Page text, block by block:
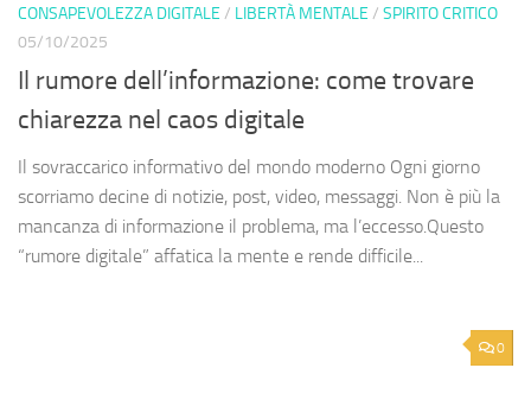
CONSAPEVOLEZZA DIGITALE / LIBERTÀ MENTALE / SPIRITO CRITICO
05/10/2025
Il rumore dell’informazione: come trovare
chiarezza nel caos digitale
Il sovraccarico informativo del mondo moderno Ogni giorno
scorriamo decine di notizie, post, video, messaggi. Non è più la
mancanza di informazione il problema, ma l’eccesso.Questo
“rumore digitale” affatica la mente e rende difficile...
0